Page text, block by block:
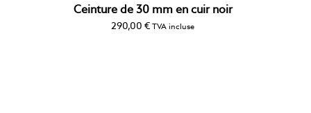
Ceinture de 30 mm en cuir noir
290,00 € TVA incluse